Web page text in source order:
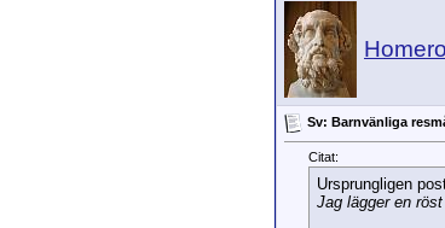
Sv: Barnvänliga
Citat:
Ursprungligen
Jag lägger en